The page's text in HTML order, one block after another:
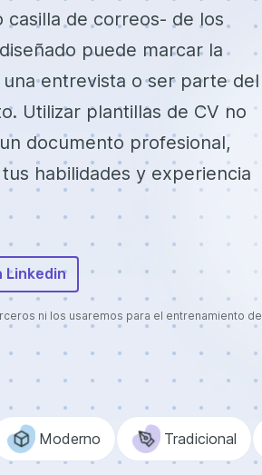
casilla de correos- de los
puede marcar la
entrevista o ser parte del
Utilizar plantillas de CV no
documento profesional,
habilidades y experiencia
Linkedin
ni los usaremos para el entrenamiento de
Moderno Tradicional